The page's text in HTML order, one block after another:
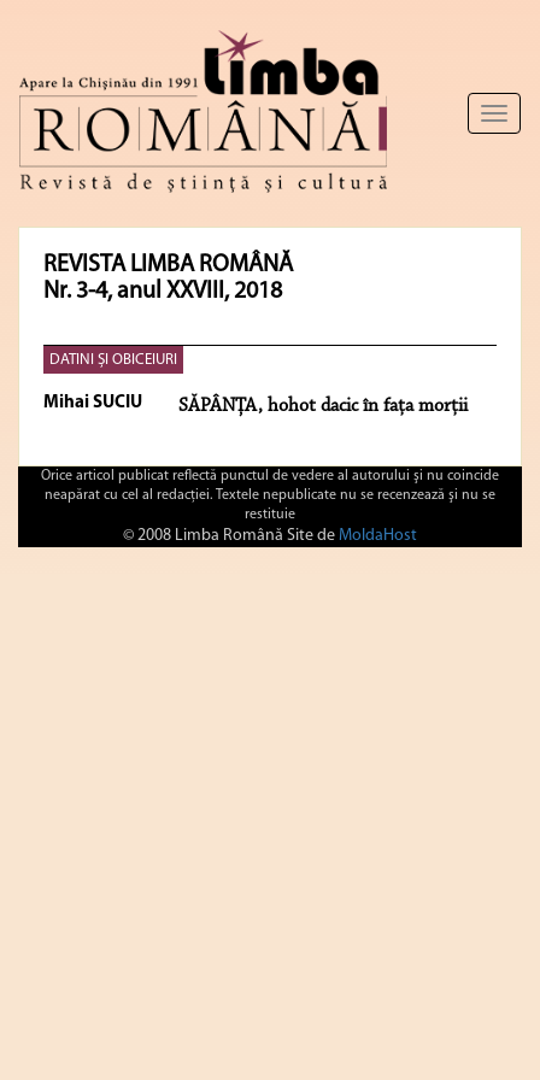
Toggle
REVISTA LIMBA ROMÂNĂ
Nr. 3-4, anul XXVIII, 2018
DATINI ȘI OBICEIURI
Mihai SUCIU SĂPÂNȚA, hohot dacic în fața morții
Orice articol publicat reflectă punctul de vedere al autorului şi nu coincide
neapărat cu cel al redacţiei. Textele nepublicate nu se recenzează şi nu se
restituie
© 2008 Limba Română Site de MoldaHost